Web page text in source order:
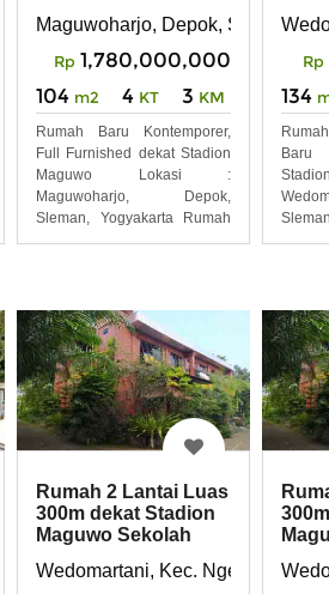
Maguwoharjo, Depok, Sleman,
Rp 1,780,000,000
104 m2 4 KT 3 KM
Rumah Baru Kontemporer,
Full Furnished dekat Stadion
Maguwo Lokasi :
Maguwoharjo, Depok,
Sleman, Yogyakarta Rumah
Rp
134
Baru
Sleman, Yogyakarta
Rumah 2 Lantai Luas
300m dekat Stadion
Maguwo Sekolah
Wedomartani, Kec. Ngemplak,